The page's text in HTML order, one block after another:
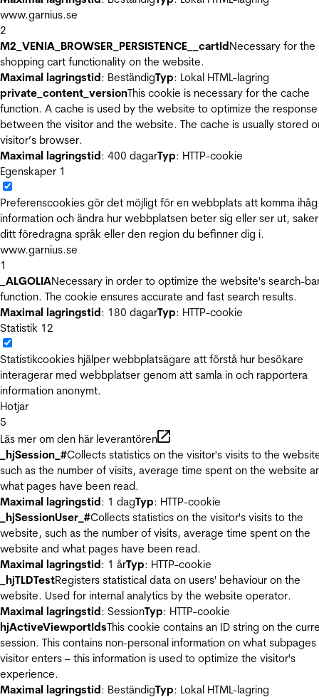
www.garnius.se
2
M2_VENIA_BROWSER_PERSISTENCE__cartIdNecessary for the
shopping cart functionality on the website.
Maximal lagringstid: BeständigTyp: Lokal HTML-lagring
private_content_versionThis cookie is necessary for the cache
function. A cache is used by the website to optimize the
between the visitor and the website. The cache is usually stored
visitor’s browser.
Maximal lagringstid: 400 dagarTyp: HTTP-cookie
Egenskaper 1
Preferenscookies gör det möjligt för en webbplats att komma ihåg
information och ändra hur webbplatsen beter sig eller ser ut,
ditt föredragna språk eller den region du befinner dig i.
www.garnius.se
1
_ALGOLIANecessary in order to optimize the website's search-
function. The cookie ensures accurate and fast search results.
Maximal lagringstid: 180 dagarTyp: HTTP-cookie
Statistik 12
Statistikcookies hjälper webbplatsägare att förstå hur besökare
interagerar med webbplatser genom att samla in och rapportera
information anonymt.
Hotjar
5
Läs mer om den här leverantören
_hjSession_#Collects statistics on the visitor's visits to the
such as the number of visits, average time spent on the website
what pages have been read.
Maximal lagringstid: 1 dagTyp: HTTP-cookie
_hjSessionUser_#Collects statistics on the visitor's visits to the
website, such as the number of visits, average time spent on the
website and what pages have been read.
Maximal lagringstid: 1 årTyp: HTTP-cookie
_hjTLDTestRegisters statistical data on users' behaviour on the
website. Used for internal analytics by the website operator.
Maximal lagringstid: SessionTyp: HTTP-cookie
hjActiveViewportIdsThis cookie contains an ID string on the
session. This contains non-personal information on what
visitor enters – this information is used to optimize the visitor's
experience.
Maximal lagringstid: BeständigTyp: Lokal HTML-lagring